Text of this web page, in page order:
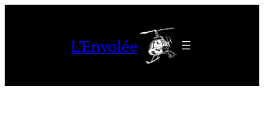
L'Envolée